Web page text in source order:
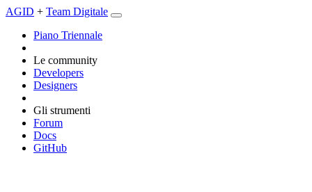
AGID + Team Digitale
Piano Triennale
Le community
Developers
Designers
Gli strumenti
Forum
Docs
GitHub